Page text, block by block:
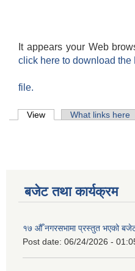
It appears your Web
click here to download the
file.
Primary tabs
View (active tab)What links here
बजेट तथा कार्यक्रम
१७ औँ नगरसभामा प्रस्तुत भएको
Post date: 06/24/2026 -